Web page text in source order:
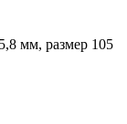
мм, размер 105